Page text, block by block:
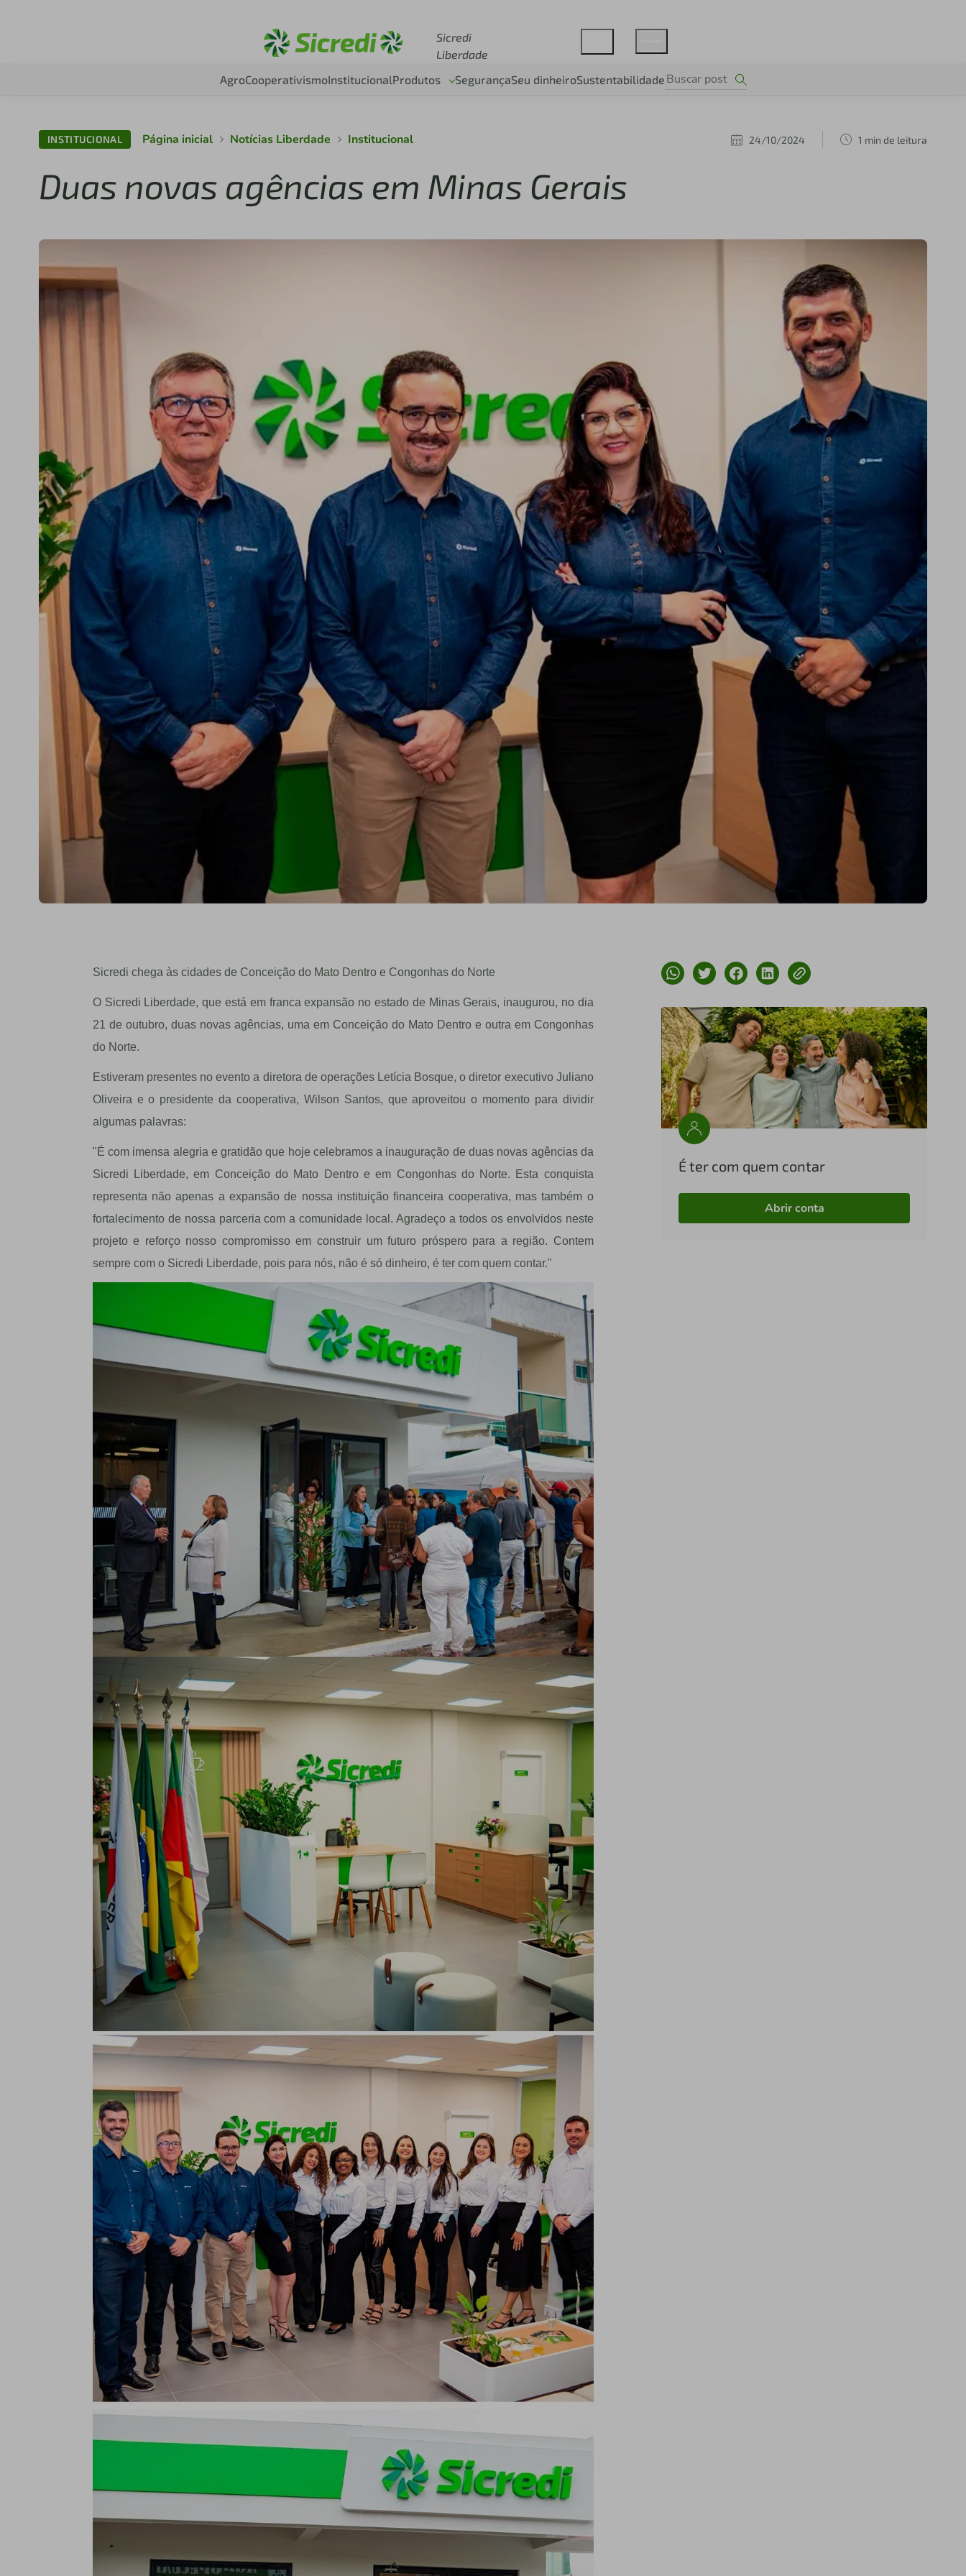
Sicredi
Liberdade
AgroCooperativismoInstitucionalProdutos SegurançaSeu dinheiroSustentabilidade
INSTITUCIONAL Página inicial Notícias Liberdade Institucional 24/10/2024 1 min de leitura
Duas novas agências em Minas Gerais
Sicredi chega às cidades de Conceição do Mato Dentro e Congonhas do Norte
O Sicredi Liberdade, que está em franca expansão no estado de Minas Gerais, inaugurou, no dia
21 de outubro, duas novas agências, uma em Conceição do Mato Dentro e outra em Congonhas
do Norte.
Estiveram presentes no evento a diretora de operações Letícia Bosque, o diretor executivo Juliano
Oliveira e o presidente da cooperativa, Wilson Santos, que aproveitou o momento para dividir
algumas palavras:
"É com imensa alegria e gratidão que hoje celebramos a inauguração de duas novas agências da
Sicredi Liberdade, em Conceição do Mato Dentro e em Congonhas do Norte. Esta conquista
representa não apenas a expansão de nossa instituição financeira cooperativa, mas também o
fortalecimento de nossa parceria com a comunidade local. Agradeço a todos os envolvidos neste
projeto e reforço nosso compromisso em construir um futuro próspero para a região. Contem
sempre com o Sicredi Liberdade, pois para nós, não é só dinheiro, é ter com quem contar."
É ter com quem contar
Abrir conta